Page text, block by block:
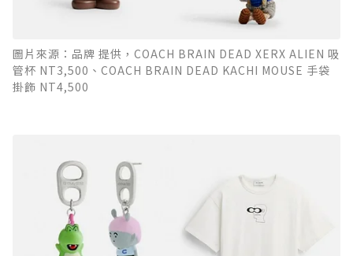
圖片來源：品牌 提供，COACH BRAIN DEAD XERX ALIEN 吸
管杯 NT3,500、COACH BRAIN DEAD KACHI MOUSE 手袋
掛飾 NT4,500